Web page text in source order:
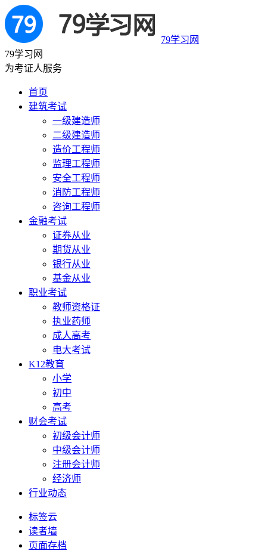
79学习网
79学习网
为考证人服务
首页
建筑考试
一级建造师
二级建造师
造价工程师
监理工程师
安全工程师
消防工程师
咨询工程师
金融考试
证券从业
期货从业
银行从业
基金从业
职业考试
教师资格证
执业药师
成人高考
电大考试
K12教育
小学
初中
高考
财会考试
初级会计师
中级会计师
注册会计师
经济师
行业动态
标签云
读者墙
页面存档